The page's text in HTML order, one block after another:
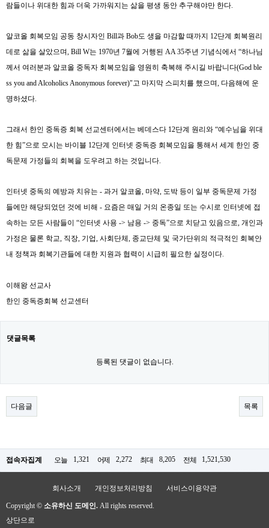
람들이나 위대한 힘과 더욱 가까워지는 삶을 평생 동안 추구해야만 한다
알코올 회복모임 공동 창시자인 Bill과 Bob도 생을 마감할 때까지 12단계 회복원리
데로 삶을 살았으며 , Bill W는 1970년 7월에 거행된 AA 35주년 기념식에서 “하나님
께서 여러분과 알코올 중독자 회복모임을 영원히 축복해 주시길 바랍니다(God ble
ss you and Alcoholics Anonymous forever)"고 마지막 스피치를 했으며 다음해에 운
명하셨다
그래서 한인 중독증 회복 선교센터에서는 베데스다 12단계 원리와 “예수님을 위대
한 힘”으로 모시는 바이블 12단계 인터넷 중독증 회복모임을 통해서 세계 한인 중
독문제 가정들의 회복을 도우려고 하는 것입니다
인터넷 중독의 예방과 치유는 - 과거 알코올 마약 도박 등이 일부 중독문제 가정
들에만 해당되었던 것에 비해 - 요즘은 매일 거의 온종일 또는 수시로 인터넷에 접
속하는 모든 사람들이 “인터넷 사용 -> 남용 -> 중독”으로 치닫고 있음으로
개인과
가정은 물론 학교
직장 기업 사회단체 종교단체 및 국가단위의 적극적인 회복안
내 정책과 회복기관들에 대한 지원과 협력이 시급히 필요한 실정이다
이해왕 선교사
한인 중독증회복 선교센터
댓글목록
등록된 댓글이 없습니다.
다음글 목록
접속자집계 오늘 1,321 어제 2,272 최대 8,205 전체 1,521,530
회사소개 개인정보처리방침 서비스이용약관
Copyright © 소유하신 도메인. All rights reserved.
상단으로